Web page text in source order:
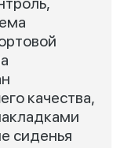
качества,
сиденья